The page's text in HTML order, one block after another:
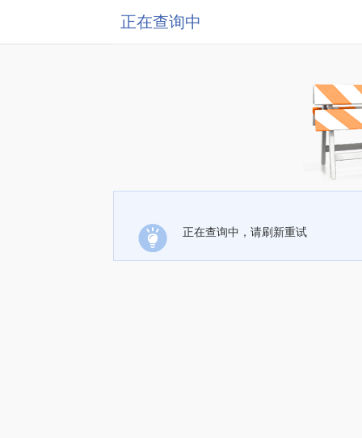
正在查询中
正在查询中，请刷新重试